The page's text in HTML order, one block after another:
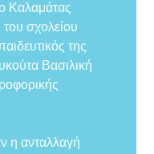
Καλαμάτας
σχολείου
της
Βασιλική
η ανταλλαγή